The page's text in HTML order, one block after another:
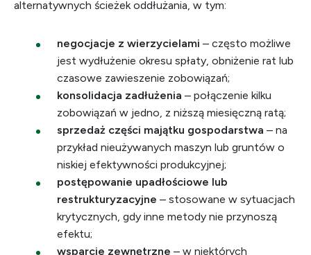
alternatywnych ścieżek oddłużania, w tym:
negocjacje z wierzycielami – często możliwe
jest wydłużenie okresu spłaty, obniżenie rat lub
czasowe zawieszenie zobowiązań;
konsolidacja zadłużenia – połączenie kilku
zobowiązań w jedno, z niższą miesięczną ratą;
sprzedaż części majątku gospodarstwa – na
przykład nieużywanych maszyn lub gruntów o
niskiej efektywności produkcyjnej;
postępowanie upadłościowe lub
restrukturyzacyjne – stosowane w sytuacjach
krytycznych, gdy inne metody nie przynoszą
efektu;
wsparcie zewnętrzne – w niektórych